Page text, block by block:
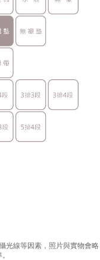
光線等因素，照片與實物會略